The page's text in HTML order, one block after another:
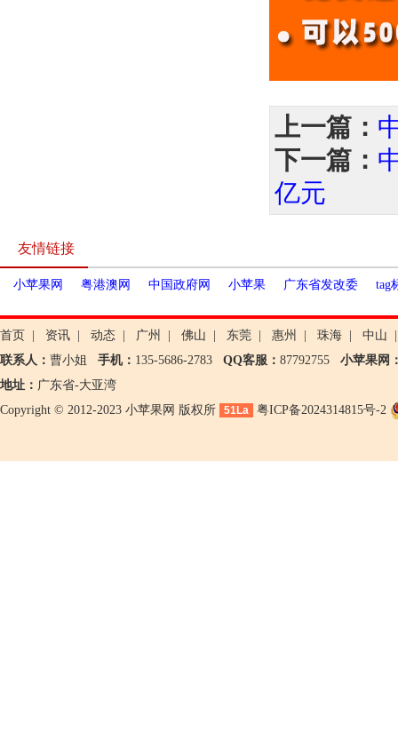
上一篇：
下一篇：
亿元
友情链接
小苹果网 粤港澳网 中国政府网 小苹果 广东省发改委 tag
首页 资讯 动态 广州 佛山 东莞 惠州 珠海 中山
联系人： 曹小姐 手机： 135-5686-2783 QQ客服： 87792755 小苹果网
地址： 广东省-大亚湾
Copyright © 2012-2023 小苹果网 版权所
51La 粤ICP备2024314815号-2